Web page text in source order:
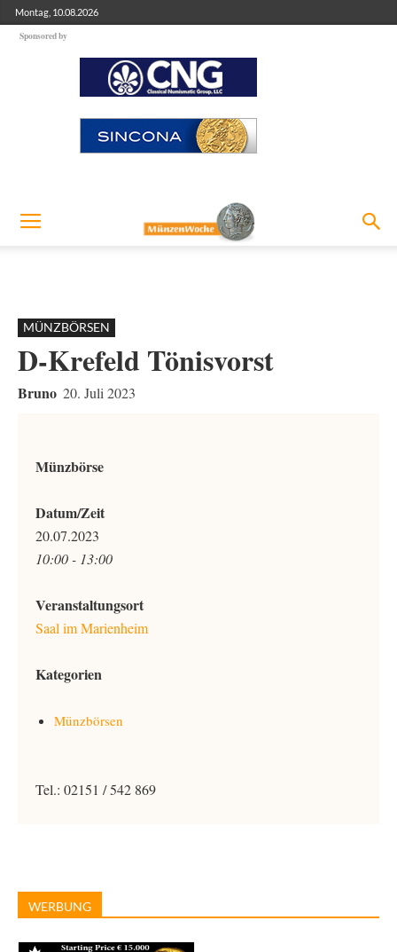
Montag, 10.08.2026
Sponsored by
MÜNZBÖRSEN
D-Krefeld Tönisvorst
Bruno 20. Juli 2023
Münzbörse
Datum/Zeit
20.07.2023
10:00 - 13:00
Veranstaltungsort
Saal im Marienheim
Kategorien
Münzbörsen
Tel.: 02151 / 542 869
WERBUNG